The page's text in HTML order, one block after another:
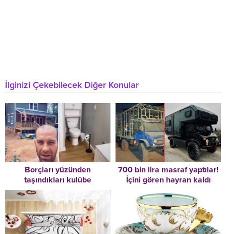
İlginizi Çekebilecek Diğer Konular
Borçları yüzünden
taşındıkları kulübe
hayatlarını değiştirdi
700 bin lira masraf yaptılar!
İçini gören hayran kaldı